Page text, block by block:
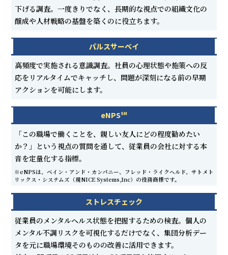
下げる調査。一度きりでなく、長期的な視点での組織文化の
醸成や人材戦略の基盤を築くのに役立ちます。
パルスサーベイ
高頻度で実施される意識調査。社員の心理状態や施策への反
応をリアルタイムでキャッチし、問題が深刻になる前の早期
アクションを可能にします。
eNPSSM
「この職場で働くことを、親しい友人にどの程度勧めたい
か？」という視点の質問を通して、従業員の会社に対する本
音を定量化する指標。
※eNPSは、ベイン・アンド・カンパニー、フレッド・ライクヘルド、サトメト
リックス・システムズ（現NICE Systems,Inc）の役務商標です。
ストレスチェック
従業員のメンタルヘルス状態を把握するための検査。個人の
メンタル不調リスクを可視化するだけでなく、集団分析デー
タを元に職場環境そのものの改善に活用できます。